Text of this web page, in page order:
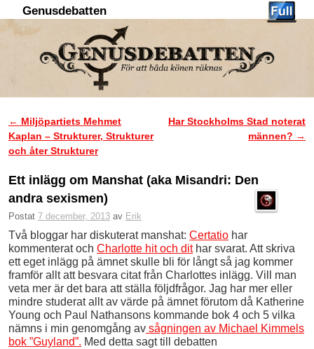
Genusdebatten
Inläggsnavigering
← Miljöpartiets Mehmet
Kaplan – Strukturer, Strukturer
och åter Strukturer
Har Stockholms Stad noterat
männen? →
Ett inlägg om Manshat (aka Misandri: Den
andra sexismen)
Postat 7 december, 2013 av Erik
Två bloggar har diskuterat manshat: Certatio har
kommenterat och Charlotte hit och dithar svarat. Att skriva
ett eget inlägg på ämnet skulle bli för långt så jag kommer
framför allt att besvara citat från Charlottes inlägg. Vill man
veta mer är det bara att ställa följdfrågor. Jag har mer eller
mindre studerat allt av värde på ämnet förutom då Katherine
Young och Paul Nathansons kommande bok 4 och 5 vilka
nämns i min genomgång av sågningen av Michael Kimmels
bok ”Guyland”. Med detta sagt till debatten